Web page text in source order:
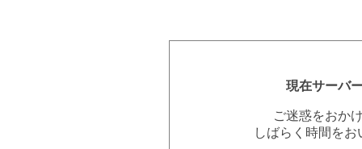
現在サーバ
ご迷惑をおか
しばらく時間を